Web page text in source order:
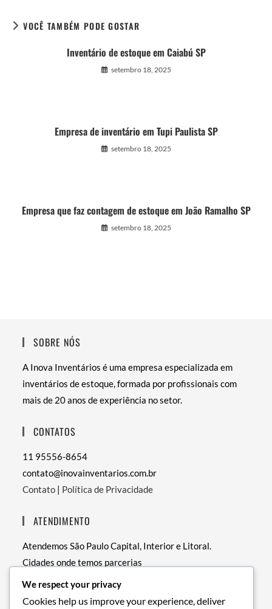
VOCÊ TAMBÉM PODE GOSTAR
Inventário de estoque em Caiabú SP
setembro 18, 2025
Empresa de inventário em Tupi Paulista SP
setembro 18, 2025
Empresa que faz contagem de estoque em João Ramalho SP
setembro 18, 2025
SOBRE NÓS
A Inova Inventários é uma empresa especializada em
inventários de estoque, formada por profissionais com
mais de 20 anos de experiência no setor.
CONTATOS
11 95556-8654
contato@inovainventarios.com.br
Contato | Política de Privacidade
ATENDIMENTO
Atendemos São Paulo Capital, Interior e Litoral.
Cidades onde temos parcerias
• RJ – Rio de Janeiro
We respect your privacy
Cookies help us improve your experience, deliver